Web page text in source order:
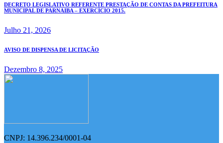
DECRETO LEGISLATIVO REFERENTE PRESTAÇÃO DE CONTAS DA PREFEITURA
MUNICIPAL DE PARNAIBA – EXERCÍCIO 2015.
Julho 21, 2026
AVISO DE DISPENSA DE LICITAÇÃO
Dezembro 8, 2025
CNPJ: 14.396.234/0001-04